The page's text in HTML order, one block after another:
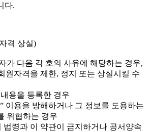
다.
격 상실)
가 다음 각 호의 사유에 해당하는 경우,
원자격을 제한, 정지 또는 상실시킬 수
용을 등록한 경우
이용을 방해하거나 그 정보를 도용하는
위협하는 경우
법령과 이 약관이 금지하거나 공서양속